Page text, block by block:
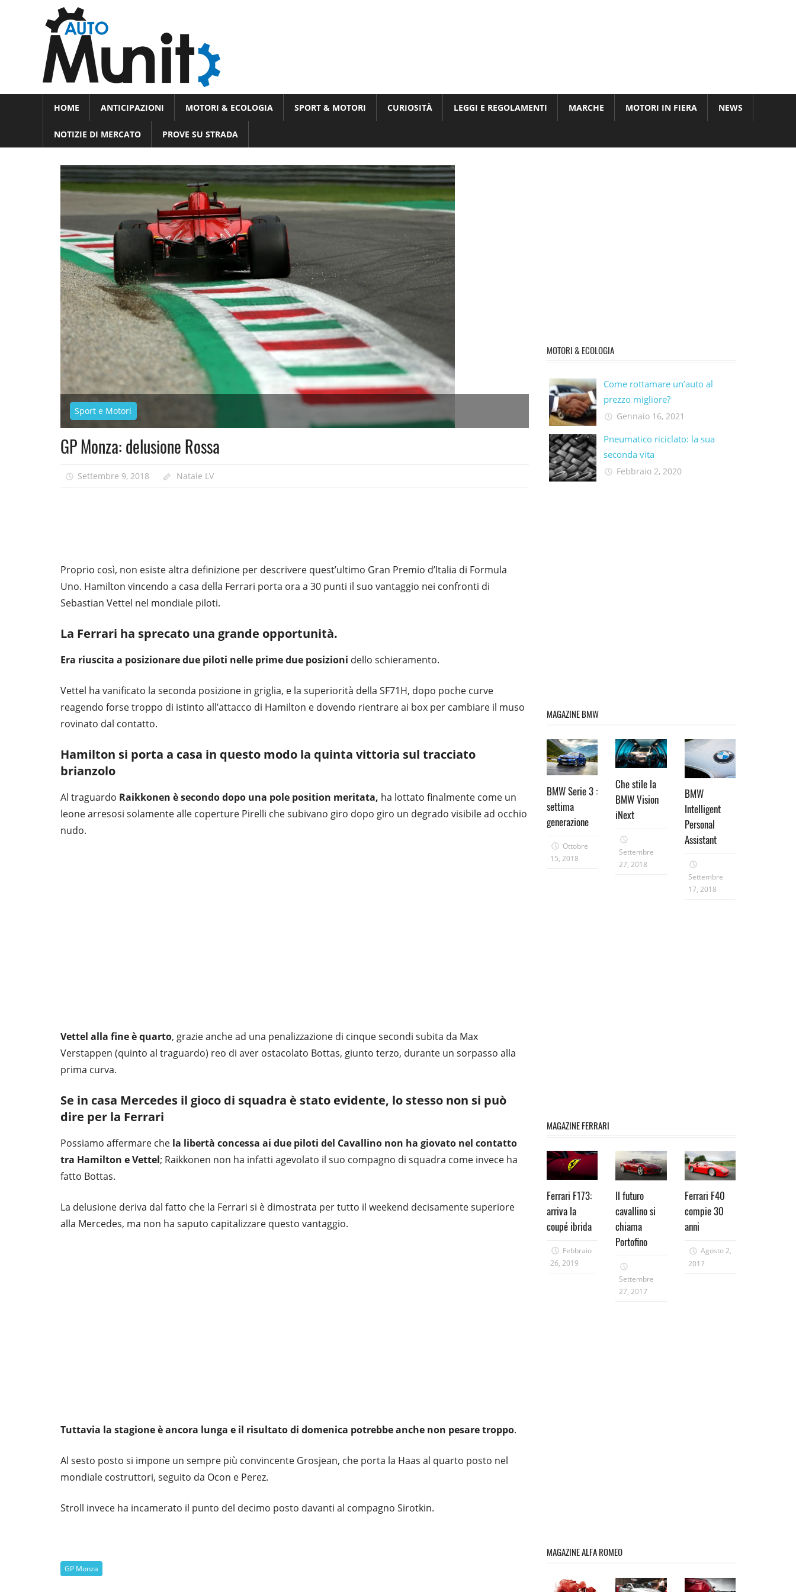
e
motori
Novità
dal
HOME ANTICIPAZIONI MOTORI & ECOLOGIA SPORT & MOTORI CURIOSITÀ LEGGI E REGOLAMENTI MARCHE MOTORI IN FIERA NEWS
NOTIZIE DI MERCATO PROVE SU STRADA
Sport e Motori
GP Monza: delusione Rossa
Settembre 9, 2018 Natale LV
Proprio così, non esiste altra definizione per descrivere quest’ultimo Gran Premio d’Italia di Formula
Uno. Hamilton vincendo a casa della Ferrari porta ora a 30 punti il suo vantaggio nei confronti di
Sebastian Vettel nel mondiale piloti.
La Ferrari ha sprecato una grande opportunità.
Era riuscita a posizionare due piloti nelle prime due posizioni dello schieramento.
Vettel ha vanificato la seconda posizione in griglia, e la superiorità della SF71H, dopo poche curve
reagendo forse troppo di istinto all’attacco di Hamilton e dovendo rientrare ai box per cambiare il muso
rovinato dal contatto.
Hamilton si porta a casa in questo modo la quinta vittoria sul tracciato
brianzolo
Al traguardo Raikkonen è secondo dopo una pole position meritata, ha lottato finalmente come un
leone arresosi solamente alle coperture Pirelli che subivano giro dopo giro un degrado visibile ad occhio
nudo.
Vettel alla fine è quarto, grazie anche ad una penalizzazione di cinque secondi subita da Max
Verstappen (quinto al traguardo) reo di aver ostacolato Bottas, giunto terzo, durante un sorpasso alla
prima curva.
Se in casa Mercedes il gioco di squadra è stato evidente, lo stesso non si può
dire per la Ferrari
Possiamo affermare che la libertà concessa ai due piloti del Cavallino non ha giovato nel contatto
tra Hamilton e Vettel; Raikkonen non ha infatti agevolato il suo compagno di squadra come invece ha
fatto Bottas.
La delusione deriva dal fatto che la Ferrari si è dimostrata per tutto il weekend decisamente superiore
alla Mercedes, ma non ha saputo capitalizzare questo vantaggio.
Tuttavia la stagione è ancora lunga e il risultato di domenica potrebbe anche non pesare troppo.
Al sesto posto si impone un sempre più convincente Grosjean, che porta la Haas al quarto posto nel
mondiale costruttori, seguito da Ocon e Perez.
Stroll invece ha incamerato il punto del decimo posto davanti al compagno Sirotkin.
GP Monza
MOTORI & ECOLOGIA
Come rottamare un’auto al
prezzo migliore?
Gennaio 16, 2021
Pneumatico riciclato: la sua
seconda vita​
Febbraio 2, 2020
MAGAZINE BMW
BMW Serie 3 :
settima
generazione
Ottobre
15, 2018
Che stile la
BMW Vision
iNext
Settembre
27, 2018
BMW
Intelligent
Personal
Assistant
Settembre
17, 2018
MAGAZINE FERRARI
Ferrari F173:
arriva la
coupé ibrida
Febbraio
26, 2019
Il futuro
cavallino si
chiama
Portofino
Settembre
27, 2017
Ferrari F40
compie 30
anni
Agosto 2,
2017
MAGAZINE ALFA ROMEO